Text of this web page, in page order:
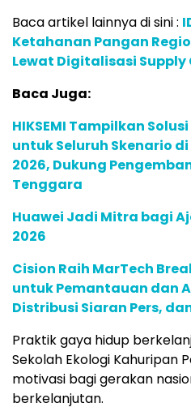
Baca artikel lainnya di sini :
Ketahanan Pangan
Lewat Digitalisasi
Baca Juga:
HIKSEMI Tampilkan
untuk Seluruh Skenario
2026, Dukung
Tenggara
Huawei Jadi Mitra bagi
2026
Cision Raih MarTech
untuk Pemantauan dan
Distribusi Siaran Pers,
Praktik gaya hidup
Sekolah Ekologi Kahuripan
motivasi bagi gerakan
berkelanjutan.